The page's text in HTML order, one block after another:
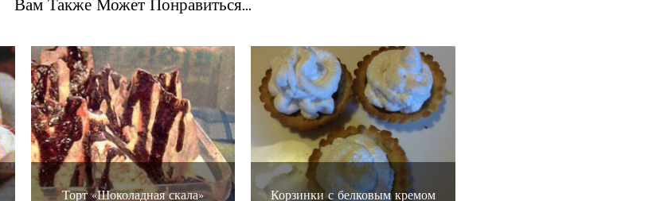
Вам Также Может Понравиться...
Торт «Шоколадная скала» Корзинки с белковым кремом